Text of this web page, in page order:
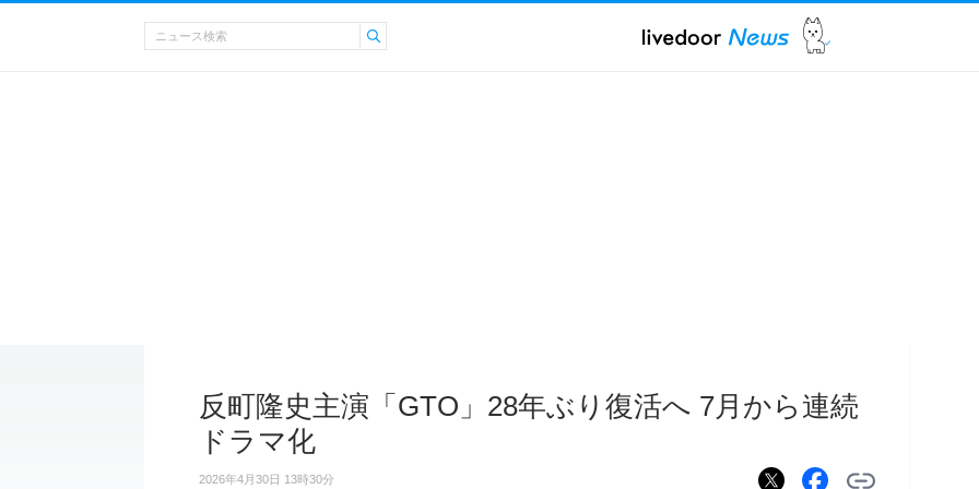
反町隆史主演「GTO」28年ぶり復活へ 7月から連続
ドラマ化
2026年4月30日 13時30分